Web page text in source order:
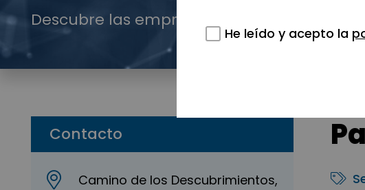
Descubre las empresas que impulsan la
Contacto
Camino de los Descubrimientos,
He leído y acepto la